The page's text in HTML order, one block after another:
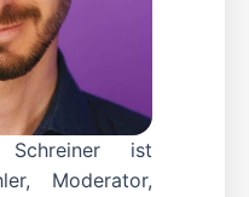
ist
Moderator,